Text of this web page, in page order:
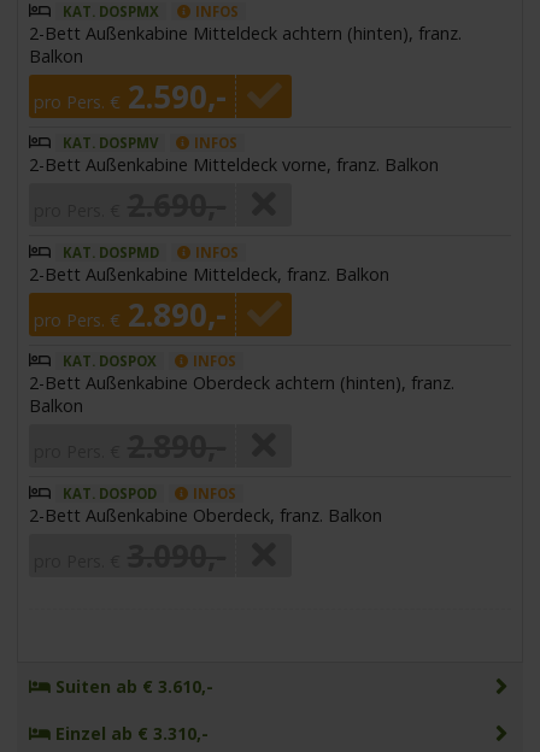
KAT. DOSPMX INFOS
2-Bett Außenkabine Mitteldeck achtern (hinten), franz.
Balkon
pro Pers. € 2.590,-
KAT. DOSPMV INFOS
2-Bett Außenkabine Mitteldeck vorne, franz. Balkon
KAT. DOSPMD INFOS
2-Bett Außenkabine Mitteldeck, franz. Balkon
pro Pers. € 2.890,-
KAT. DOSPOX INFOS
2-Bett Außenkabine Oberdeck achtern (hinten), franz.
Balkon
KAT. DOSPOD INFOS
2-Bett Außenkabine Oberdeck, franz. Balkon
Suiten ab € 3.610,-
Einzel ab € 3.310,-